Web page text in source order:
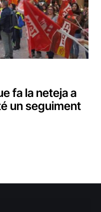
fa la neteja a
un seguiment